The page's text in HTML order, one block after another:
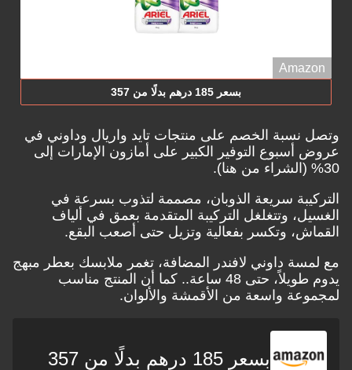
Amazon
بسعر 185 درهم بدلًا من 357
وتصل نسبة الخصم على منتجات تايد واريال وداوني في
عروض أسبوع التوفير الكبير على أمازون الإمارات إلى
30% (
الشراء من هنا).
التركيبة سريعة الذوبان، مصممة لتذوب بسرعة في
الغسيل، وتتغلغل التركيبة المتقدمة بعمق في ألياف
القماش، وتكسر بفعالية وتزيل حتى أصعب البقع.
مع لمسة داوني لافندر المضافة، تغمر ملابسك بعطر مبهج
يدوم طويلاً، حتى 48 ساعة.. كما أن المنتج مناسب
لمجموعة واسعة من الأقمشة والألوان.
بسعر 185 درهم بدلًا من 357